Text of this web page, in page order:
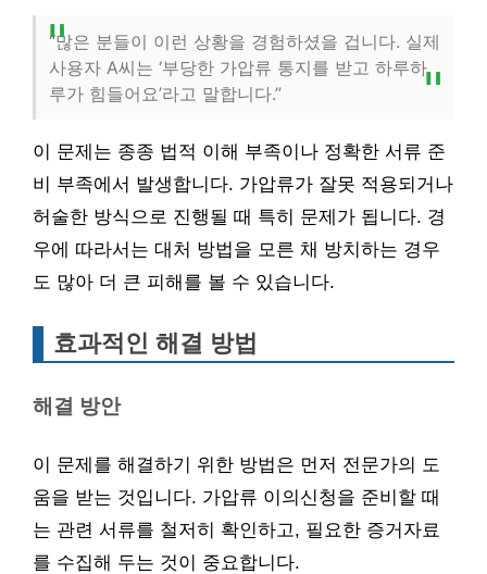
“많은 분들이 이런 상황을 경험하셨을 겁니다. 실제
사용자 A씨는 ‘부당한 가압류 통지를 받고 하루하
루가 힘들어요’라고 말합니다.”
이 문제는 종종 법적 이해 부족이나 정확한 서류 준
비 부족에서 발생합니다. 가압류가 잘못 적용되거나
허술한 방식으로 진행될 때 특히 문제가 됩니다. 경
우에 따라서는 대처 방법을 모른 채 방치하는 경우
도 많아 더 큰 피해를 볼 수 있습니다.
효과적인 해결 방법
해결 방안
이 문제를 해결하기 위한 방법은 먼저 전문가의 도
움을 받는 것입니다. 가압류 이의신청을 준비할 때
는 관련 서류를 철저히 확인하고, 필요한 증거자료
를 수집해 두는 것이 중요합니다.